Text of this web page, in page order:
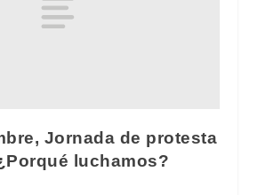
Jornada de protesta
luchamos?